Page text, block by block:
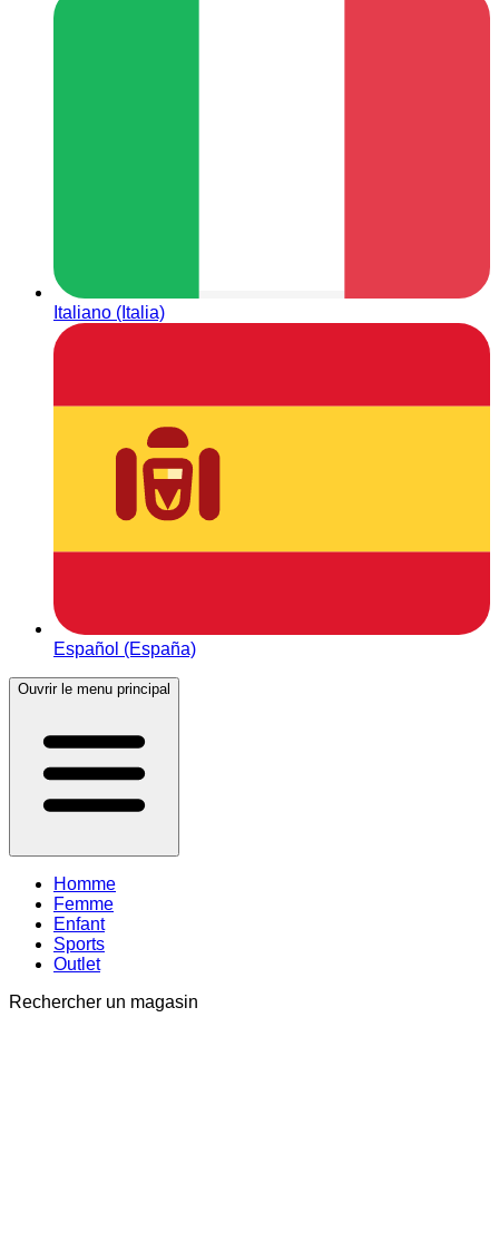
Italiano (Italia)
Español (España)
Ouvrir le menu principal
Homme
Femme
Enfant
Sports
Outlet
Rechercher un magasin